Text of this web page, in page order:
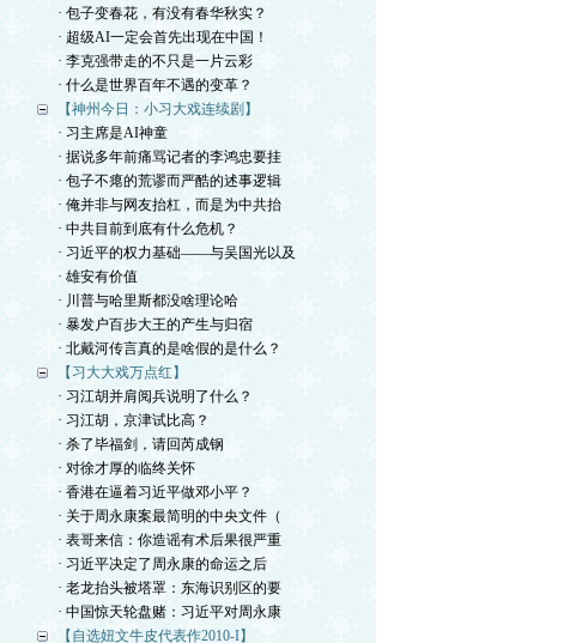
· 包子变春花，有没有春华秋实？
· 超级AI一定会首先出现在中国！
· 李克强带走的不只是一片云彩
· 什么是世界百年不遇的变革？
【神州今日：小习大戏连续剧】
· 习主席是AI神童
· 据说多年前痛骂记者的李鸿忠要挂
· 包子不瘪的荒谬而严酷的述事逻辑
· 俺并非与网友抬杠，而是为中共抬
· 中共目前到底有什么危机？
· 习近平的权力基础——与吴国光以及
· 雄安有价值
· 川普与哈里斯都没啥理论哈
· 暴发户百步大王的产生与归宿
· 北戴河传言真的是啥假的是什么？
【习大大戏万点红】
· 习江胡并肩阅兵说明了什么？
· 习江胡，京津试比高？
· 杀了毕福剑，请回芮成钢
· 对徐才厚的临终关怀
· 香港在逼着习近平做邓小平？
· 关于周永康案最简明的中央文件（
· 表哥来信：你造谣有术后果很严重
· 习近平决定了周永康的命运之后
· 老龙抬头被塔罩：东海识别区的要
· 中国惊天轮盘赌：习近平对周永康
【自选妞文牛皮代表作2010-I】